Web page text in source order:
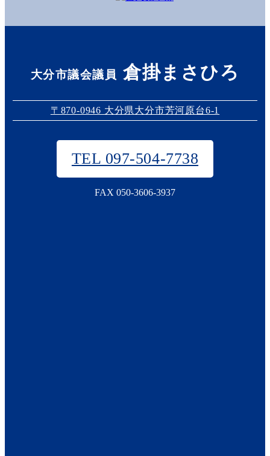
大分市議会議員 倉掛まさひろ
〒870-0946 大分県大分市芳河原台6-1
TEL 097-504-7738
FAX 050-3606-3937